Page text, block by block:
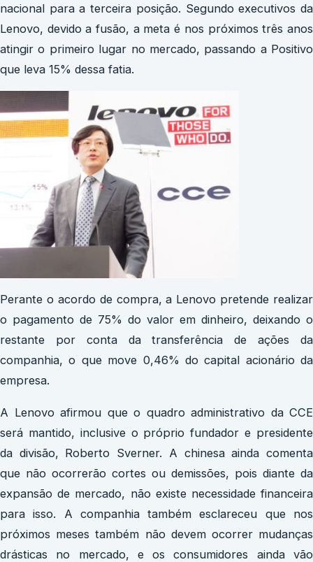
nacional para a terceira posição. Segundo executivos da
Lenovo, devido a fusão, a meta é nos próximos três anos
atingir o primeiro lugar no mercado, passando a Positivo
que leva 15% dessa fatia.
Perante o acordo de compra, a Lenovo pretende realizar
o pagamento de 75% do valor em dinheiro, deixando o
restante por conta da transferência de ações da
companhia, o que move 0,46% do capital acionário da
empresa.
A Lenovo afirmou que o quadro administrativo da CCE
será mantido, inclusive o próprio fundador e presidente
da divisão, Roberto Sverner. A chinesa ainda comenta
que não ocorrerão cortes ou demissões, pois diante da
expansão de mercado, não existe necessidade financeira
para isso. A companhia também esclareceu que nos
próximos meses também não devem ocorrer mudanças
drásticas no mercado, e os consumidores ainda vão